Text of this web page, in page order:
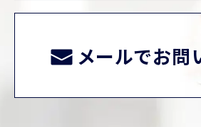
メールでお問